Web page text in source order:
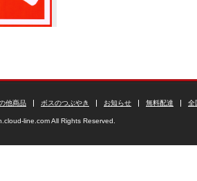
他商品 ボスのつぶやき お知らせ 無料配達 全
line.com All Rights Reserved.